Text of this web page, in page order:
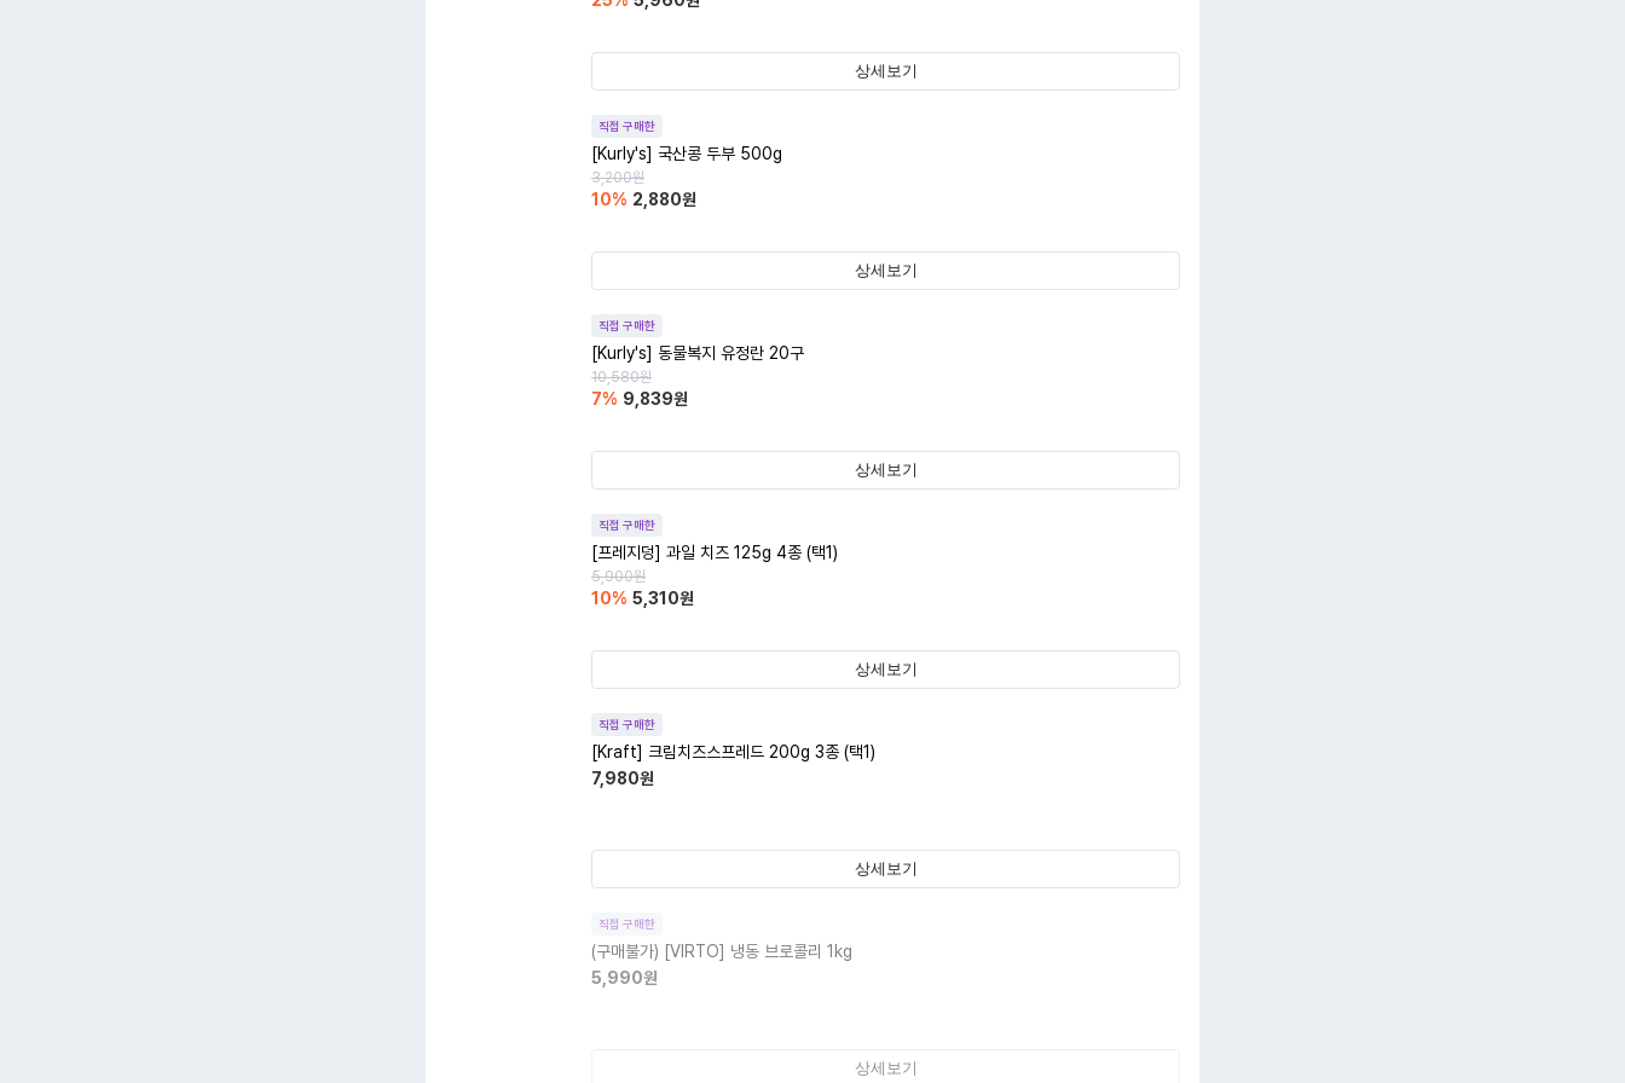
상세보기
직접 구매한
[Kurly's] 국산콩 두부 500g
3,200원
10% 2,880원
상세보기
직접 구매한
[Kurly's] 동물복지 유정란 20구
10,580원
7% 9,839원
상세보기
직접 구매한
[프레지덩] 과일 치즈 125g 4종 (택1)
5,900원
10% 5,310원
상세보기
직접 구매한
[Kraft] 크림치즈스프레드 200g 3종 (택1)
7,980원
상세보기
직접 구매한
(구매불가) [VIRTO] 냉동 브로콜리 1kg
5,990원
상세보기